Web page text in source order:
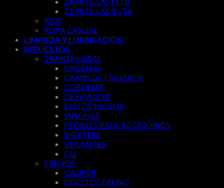
ZAPATILLAS RUTA
KIDS
ROPA CASUAL
LIMPIEZA Y LUBRICACIÓN
REPUESTOS
TRANSMISIÓN
CADENAS
CAMBIOS TRASEROS
CORONAS
DESVIADOR
EJES DE MOTOR
PIÑONES
PEDALES Y SUS ACCESORIOS
SHIFTERS
VOLANTES
Di2
FRENOS
CALIPER
DISCO DE FRENO